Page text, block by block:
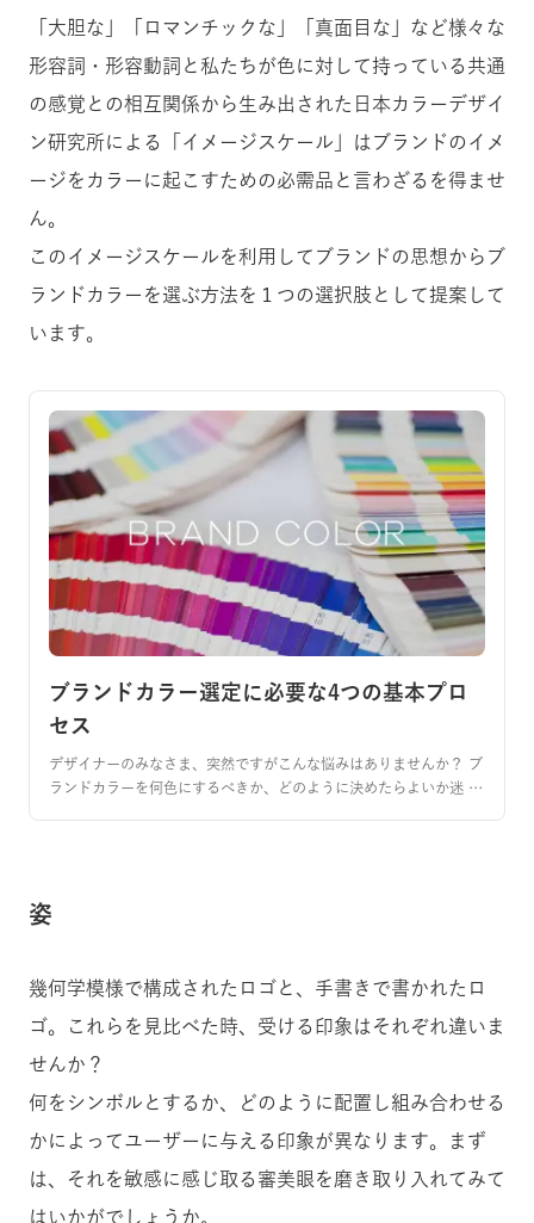
「大胆な」「ロマンチックな」「真面目な」など様々な
形容詞・形容動詞と私たちが色に対して持っている共通
の感覚との相互関係から生み出された日本カラーデザイ
ン研究所による「イメージスケール」はブランドのイメ
ージをカラーに起こすための必需品と言わざるを得ませ
ん。
このイメージスケールを利用してブランドの思想からブ
ランドカラーを選ぶ方法を１つの選択肢として提案して
います。
ブランドカラー選定に必要な4つの基本プロ
セス
デザイナーのみなさま、突然ですがこんな悩みはありませんか？ ブ
ランドカラーを何色にするべきか、どのように決めたらよいか迷 …
姿
幾何学模様で構成されたロゴと、手書きで書かれたロ
ゴ。これらを見比べた時、受ける印象はそれぞれ違いま
せんか？
何をシンボルとするか、どのように配置し組み合わせる
かによってユーザーに与える印象が異なります。まず
は、それを敏感に感じ取る審美眼を磨き取り入れてみて
はいかがでしょうか。